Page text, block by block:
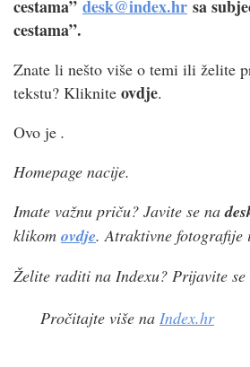
cestama” desk@index.hr sa
cestama”.
Znate li nešto više o temi ili želite
tekstu? Kliknite ovdje.
Ovo je .
Homepage nacije.
Imate važnu priču? Javite se na
klikom ovdje. Atraktivne fotografije
Želite raditi na Indexu? Prijavite se
Pročitajte više na Index.hr